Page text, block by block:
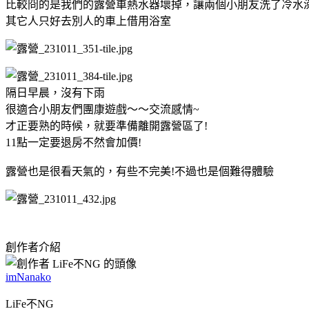
比較冏的是我們的露營車熱水器壞掉，讓兩個小朋友洗了冷水
其它人只好去別人的車上借用浴室
隔日早晨，沒有下雨
很適合小朋友們團康遊戲～～交流感情~
才正要熟的時候，就要準備離開露營區了!
11點一定要退房不然會加價!
露營也是很看天氣的，有些不完美!不過也是個難得體驗
創作者介紹
imNanako
LiFe不NG